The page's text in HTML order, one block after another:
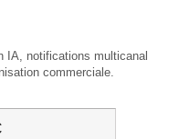
IA, notifications multicanal
commerciale.